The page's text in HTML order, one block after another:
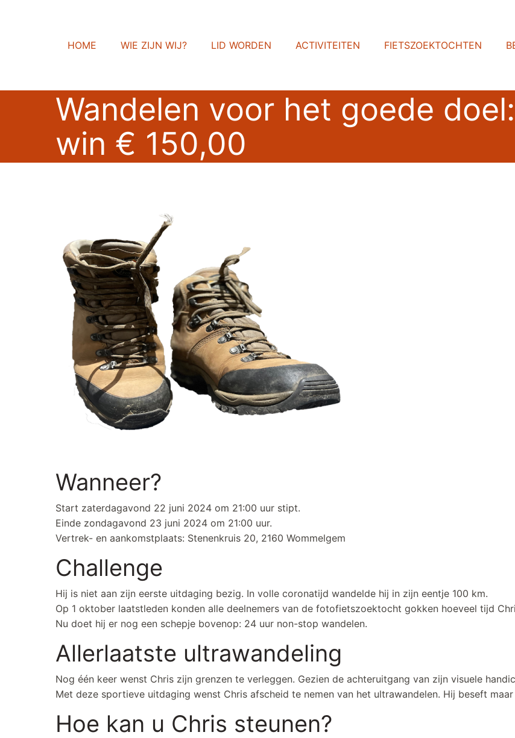
HOME WIE ZIJN WIJ? LID WORDEN ACTIVITEITEN FIETSZOEKTOCHTEN
Wandelen voor het goede
win € 150,00
Wanneer?
Start zaterdagavond 22 juni 2024 om 21:00 uur stipt.
Einde zondagavond 23 juni 2024 om 21:00 uur.
Vertrek- en aankomstplaats: Stenenkruis 20, 2160 Wommelgem
Challenge
Hij is niet aan zijn eerste uitdaging bezig. In volle coronatijd wandelde hij in zijn eentje 100 km.
Op 1 oktober laatstleden konden alle deelnemers van de fotofietszoektocht gokken hoeveel tijd
Nu doet hij er nog een schepje bovenop: 24 uur non-stop wandelen.
Allerlaatste ultrawandeling
Nog één keer wenst Chris zijn grenzen te verleggen. Gezien de achteruitgang van zijn visuele
Met deze sportieve uitdaging wenst Chris afscheid te nemen van het ultrawandelen. Hij beseft
Hoe kan u Chris steunen?